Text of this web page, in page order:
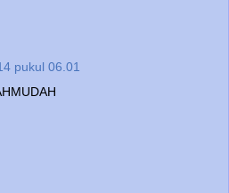
pukul 06.01